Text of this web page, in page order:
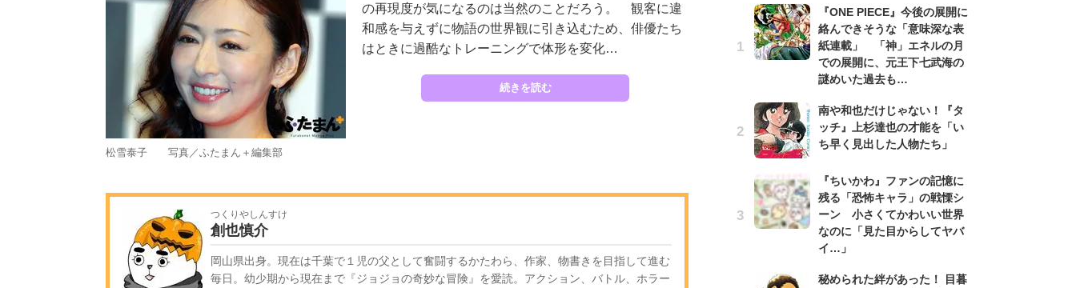
松雪泰子 写真／ふたまん＋編集部
の再現度が気になるのは当然のことだろう。 観客に違
和感を与えずに物語の世界観に引き込むため、俳優たち
はときに過酷なトレーニングで体形を変化…
続きを読む
つくりやしんすけ
創也慎介
岡山県出身。現在は千葉で１児の父として奮闘するかたわら、作家、物書きを目指して進む
毎日。幼少期から現在まで『ジョジョの奇妙な冒険』を愛読。アクション、バトル、ホラー
『ONE PIECE』今後の展開に
絡んできそうな「意味深な表
紙連載」 「神」エネルの月
での展開に、元王下七武海の
謎めいた過去も…
南や和也だけじゃない！『タ
ッチ』上杉達也の才能を「い
ち早く見出した人物たち」
『ちいかわ』ファンの記憶に
残る「恐怖キャラ」の戦慄シ
ーン 小さくてかわいい世界
なのに「見た目からしてヤバ
イ…」
秘められた絆があった！ 目暮